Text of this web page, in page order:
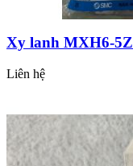
Xy lanh MXH6-5Z
Liên hệ